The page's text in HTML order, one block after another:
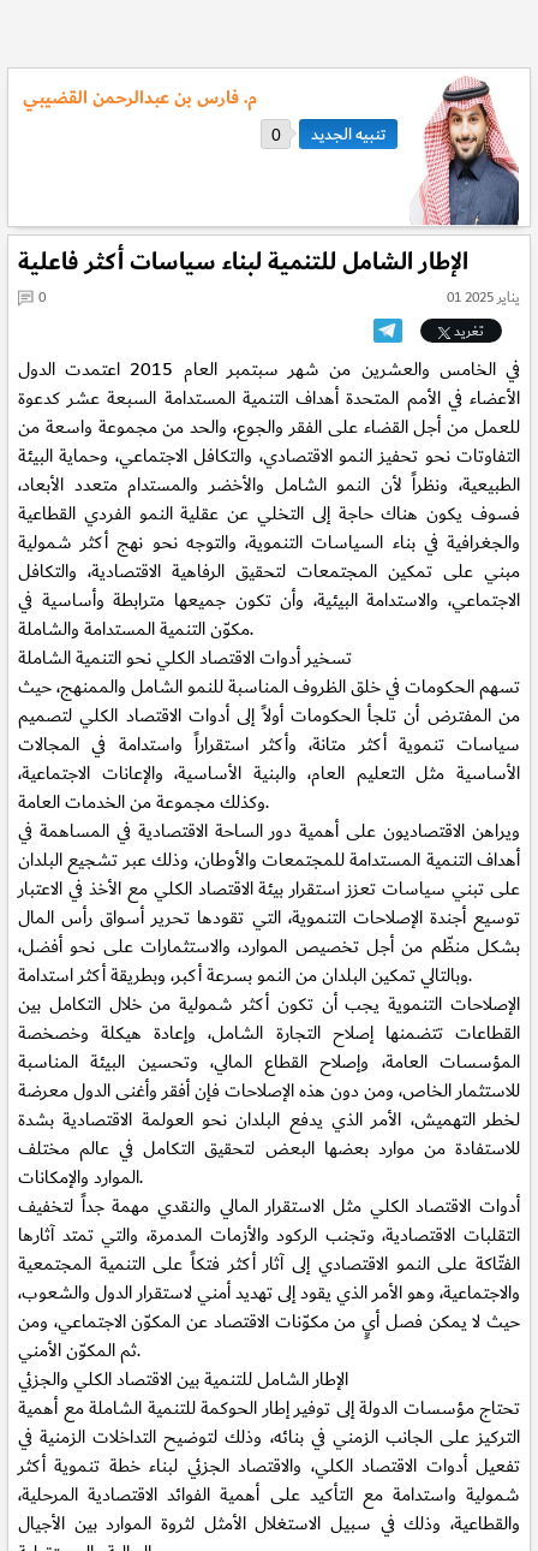
م. فارس بن عبدالرحمن القضيبي
0
الإطار الشامل للتنمية لبناء سياسات أكثر فاعلية
01 يناير 2025
0
تغريد
في الخامس والعشرين من شهر سبتمبر العام 2015 اعتمدت الدول
الأعضاء في الأمم المتحدة أهداف التنمية المستدامة السبعة عشر كدعوة
للعمل من أجل القضاء على الفقر والجوع، والحد من مجموعة واسعة من
التفاوتات نحو تحفيز النمو الاقتصادي، والتكافل الاجتماعي، وحماية البيئة
الطبيعية، ونظراً لأن النمو الشامل والأخضر والمستدام متعدد الأبعاد،
فسوف يكون هناك حاجة إلى التخلي عن عقلية النمو الفردي القطاعية
والجغرافية في بناء السياسات التنموية، والتوجه نحو نهج أكثر شمولية
مبني على تمكين المجتمعات لتحقيق الرفاهية الاقتصادية، والتكافل
الاجتماعي، والاستدامة البيئية، وأن تكون جميعها مترابطة وأساسية في
مكوّن التنمية المستدامة والشاملة.
تسخير أدوات الاقتصاد الكلي نحو التنمية الشاملة
تسهم الحكومات في خلق الظروف المناسبة للنمو الشامل والممنهج، حيث
من المفترض أن تلجأ الحكومات أولاً إلى أدوات الاقتصاد الكلي لتصميم
سياسات تنموية أكثر متانة، وأكثر استقراراً واستدامة في المجالات
الأساسية مثل التعليم العام، والبنية الأساسية، والإعانات الاجتماعية،
وكذلك مجموعة من الخدمات العامة.
ويراهن الاقتصاديون على أهمية دور الساحة الاقتصادية في المساهمة في
أهداف التنمية المستدامة للمجتمعات والأوطان، وذلك عبر تشجيع البلدان
على تبني سياسات تعزز استقرار بيئة الاقتصاد الكلي مع الأخذ في الاعتبار
توسيع أجندة الإصلاحات التنموية، التي تقودها تحرير أسواق رأس المال
بشكل منظّم من أجل تخصيص الموارد، والاستثمارات على نحو أفضل،
وبالتالي تمكين البلدان من النمو بسرعة أكبر، وبطريقة أكثر استدامة.
الإصلاحات التنموية يجب أن تكون أكثر شمولية من خلال التكامل بين
القطاعات تتضمنها إصلاح التجارة الشامل، وإعادة هيكلة وخصخصة
المؤسسات العامة، وإصلاح القطاع المالي، وتحسين البيئة المناسبة
للاستثمار الخاص، ومن دون هذه الإصلاحات فإن أفقر وأغنى الدول معرضة
لخطر التهميش، الأمر الذي يدفع البلدان نحو العولمة الاقتصادية بشدة
للاستفادة من موارد بعضها البعض لتحقيق التكامل في عالم مختلف
الموارد والإمكانات.
أدوات الاقتصاد الكلي مثل الاستقرار المالي والنقدي مهمة جداً لتخفيف
التقلبات الاقتصادية، وتجنب الركود والأزمات المدمرة، والتي تمتد آثارها
الفتّاكة على النمو الاقتصادي إلى آثار أكثر فتكاً على التنمية المجتمعية
والاجتماعية، وهو الأمر الذي يقود إلى تهديد أمني لاستقرار الدول والشعوب،
حيث لا يمكن فصل أيٍ من مكوّنات الاقتصاد عن المكوّن الاجتماعي، ومن
ثم المكوّن الأمني.
الإطار الشامل للتنمية بين الاقتصاد الكلي والجزئي
تحتاج مؤسسات الدولة إلى توفير إطار الحوكمة للتنمية الشاملة مع أهمية
التركيز على الجانب الزمني في بنائه، وذلك لتوضيح التداخلات الزمنية في
تفعيل أدوات الاقتصاد الكلي، والاقتصاد الجزئي لبناء خطة تنموية أكثر
شمولية واستدامة مع التأكيد على أهمية الفوائد الاقتصادية المرحلية،
والقطاعية، وذلك في سبيل الاستغلال الأمثل لثروة الموارد بين الأجيال